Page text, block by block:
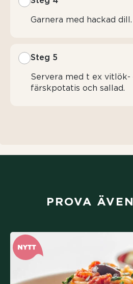
Garnera med hackad dill.
Steg 5
Servera med t ex vitlök-
färskpotatis och sallad.
PROVA